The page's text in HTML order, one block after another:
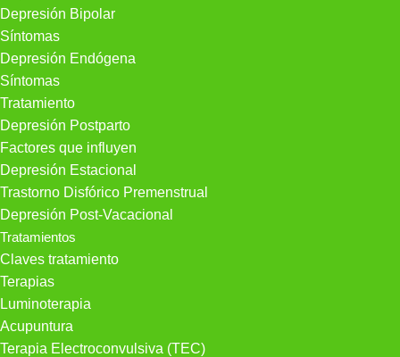
Depresión Bipolar
Síntomas
Depresión Endógena
Síntomas
Tratamiento
Depresión Postparto
Factores que influyen
Depresión Estacional
Trastorno Disfórico Premenstrual
Depresión Post-Vacacional
Tratamientos
Claves tratamiento
Terapias
Luminoterapia
Acupuntura
Terapia Electroconvulsiva (TEC)